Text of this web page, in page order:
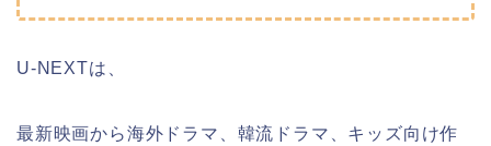
U-NEXTは、
最新映画から海外ドラマ、韓流ドラマ、キッズ向け作